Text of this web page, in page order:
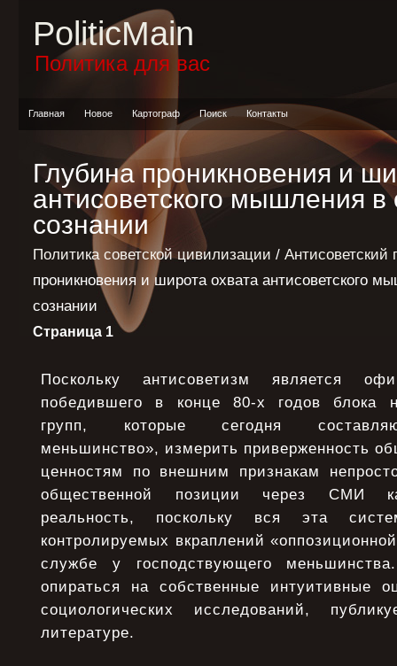
PoliticMain
Политика для вас
Главная Новое Картограф Поиск Контакты
Глубина проникновения и
антисоветского мышления
сознании
Политика советской цивилизации / Антисоветский
проникновения и широта охвата антисоветского
сознании
Страница 1
Поскольку антисоветизм является
победившего в конце 80-х годов блока
групп, которые сегодня
меньшинство», измерить приверженность
ценностям по внешним признакам
общественной позиции через СМИ
реальность, поскольку вся эта
контролируемых вкраплений
службе у господствующего
опираться на собственные интуитивные
социологических исследований,
литературе.